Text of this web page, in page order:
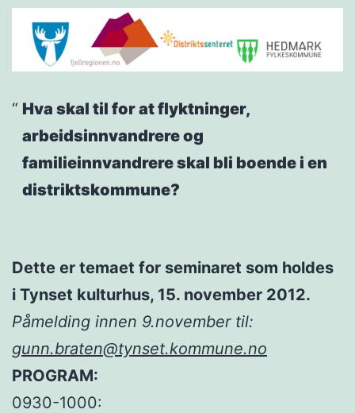
Hva skal til for at flyktninger,
arbeidsinnvandrere og
familieinnvandrere skal bli boende i en
distriktskommune?
Dette er temaet for seminaret som holdes
i Tynset kulturhus, 15. november 2012.
Påmelding innen 9.november til:
gunn.braten@tynset.kommune.no
PROGRAM:
0930-1000: